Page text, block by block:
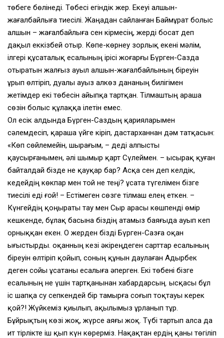
төбеге бөлінеді. Төбесі егіндік жер. Екеуі алшын-
жағалбайлыға тиесілі. Жаңадан сайланған Баймұрат болыс
алшын – жағалбайлыға сен кірмесің, жерді босат деп
дақыл еккізбей отыр. Көпе-көрнеу зорлық екені мәлім,
ілгері құсаталық есалының ірісі жоғарғы Бүрген-Сазда
отыратын жалғыз ауыл алшын-жағалбайлының біреуін
ұрып өлтіріп, дуалы ауыз Қалкөз дананың билігімен
жетімдер екі төбесін айыпқа тартқан. Тілмаштың араша
сөзін болыс құлаққа ілетін емес.
Ол есік алдында Бүрген-Саздың қарияларымен
сәлемдесіп, қараша үйге кіріп, дастарханнан дәм татқасын:
«Көп сөйлемейін, шырағым, – деді алпысты
қаусырғанымен, әлі шымыр қарт Сүлеймен. – Қысырақ қуған
байталдай бізде не қауқар бар? Асқа сен деп келдік,
кедейдің көкпар мен той не теңі? Құсата түгелімен бізге
тиесілі еді ғой! – Естімеген сөзге тілмаш елең еткен. –
Күнгейдің қоңыраты тау мен Сыр арасы көшпенді өмір
кешкенде, бұлақ басына біздің атамыз баяғыда ауып кеп
орныққан екен. О жерден бізді Бүрген-Сазға Қоқан
ығыстырды. Қоқанның кезі әкіреңдеген сарттар есалының
біреуін өлтіріп қойып, соның құнын даулаған Адырбек
деген сойы Құсатаны есалыға әперген. Екі төбені бізге
есалының не үшін тартқанынан хабардарсың. Қысқасы бұл
іс шапқа су сепкендей бір тамырға соғып тоқтауы керек
қой?! Жүйкеміз қиылып, ақылымыз ұрланып тұр.
Бұйрықтың көзі жоқ, жүрсе аяғы жоқ. Түбі тартып алса да
ит тірлікте іш қып күн көрерміз. Нақақтан ердің қаны төгіліп